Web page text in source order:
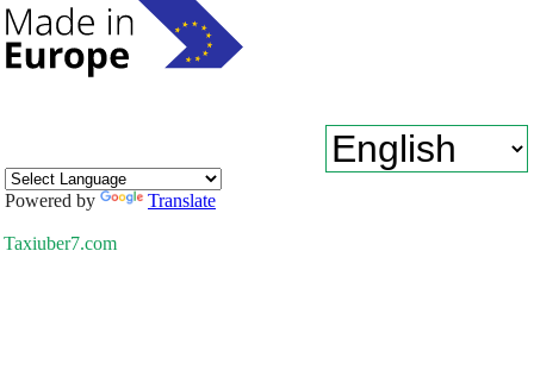
Powered by Translate
Taxiuber7.com